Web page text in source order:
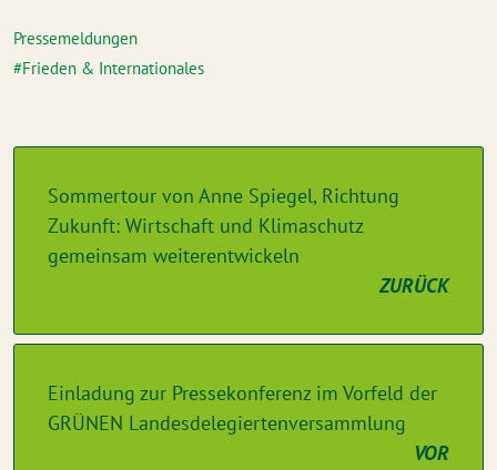
Pressemeldungen
Frieden & Internationales
Sommertour von Anne Spiegel, Richtung
Zukunft: Wirtschaft und Klimaschutz
gemeinsam weiterentwickeln
ZURÜCK
Einladung zur Pressekonferenz im Vorfeld der
GRÜNEN Landesdelegiertenversammlung
VOR